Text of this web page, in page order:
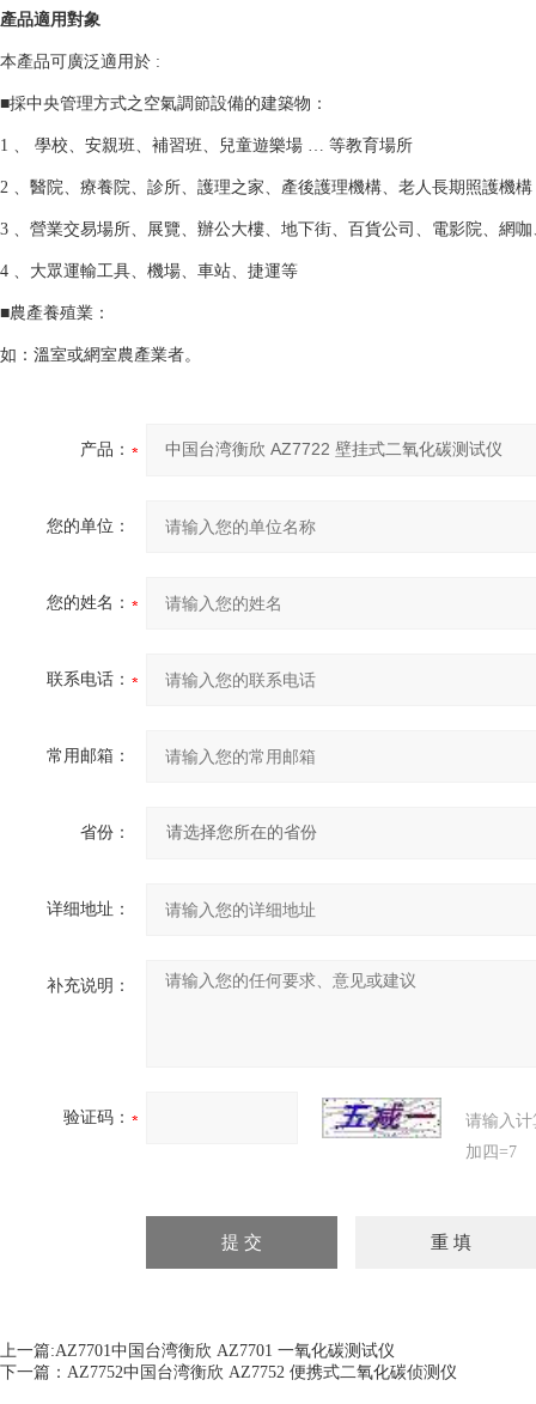
產品適用對象
本產品可廣泛適用於 :
■採中央管理方式之空氣調節設備的建築物：
1 、 學校、安親班、補習班、兒童遊樂場 … 等教育場所
2 、醫院、療養院、診所、護理之家、產後護理機構、老人長期照護機構
3 、營業交易場所、展覽、辦公大樓、地下街、百貨公司、電影院、網
4 、大眾運輸工具、機場、車站、捷運等
■農產養殖業：
如：溫室或網室農產業者。
产品：
您的单位：
您的姓名：
联系电话：
常用邮箱：
省份：
详细地址：
补充说明：
验证码：
请输入
加四=7
上一篇:AZ7701中国台湾衡欣 AZ7701 一氧化碳测试仪
下一篇： AZ7752中国台湾衡欣 AZ7752 便携式二氧化碳侦测仪